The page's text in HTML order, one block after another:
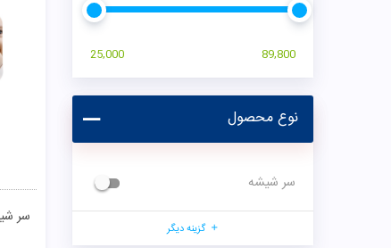
25,000 89,800
نوع محصول
سر شیشه
گزینه دیگر